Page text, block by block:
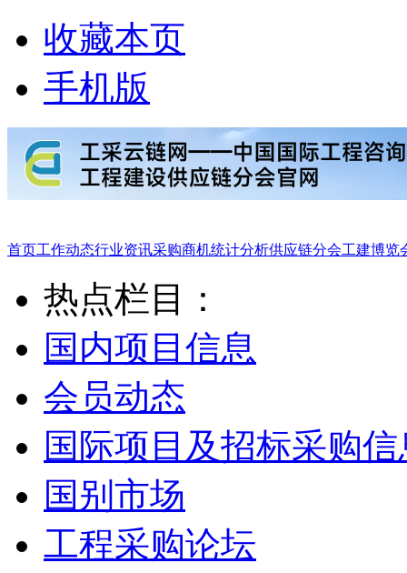
收藏本页
手机版
首页工作动态行业资讯采购商机统计分析供应链分会工建博览
热点栏目：
国内项目信息
会员动态
国际项目及招标采购信
国别市场
工程采购论坛